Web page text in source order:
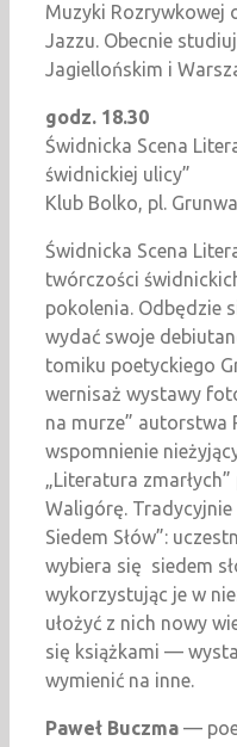
Muzyki Rozrywkowej
Jazzu. Obecnie
Jagiellońskim i
godz. 18.30
Świdnicka Scena
świdnickiej ulicy”
Klub Bolko, pl.
Świdnicka Scena
twórczości
pokolenia. Odbędzie
wydać swoje
tomiku poetyckiego
wernisaż wystawy
na murze” autorstwa
wspomnienie
„Literatura
Waligórę.
Siedem Słów”:
wybiera się siedem
wykorzystując je w
ułożyć z nich nowy
się książkami —
wymienić na inne.
Paweł Buczma —